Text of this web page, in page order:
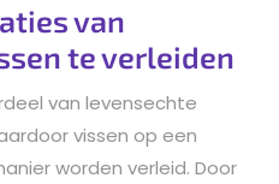
van
te verleiden
van levensechte
vissen op een
worden verleid. Door